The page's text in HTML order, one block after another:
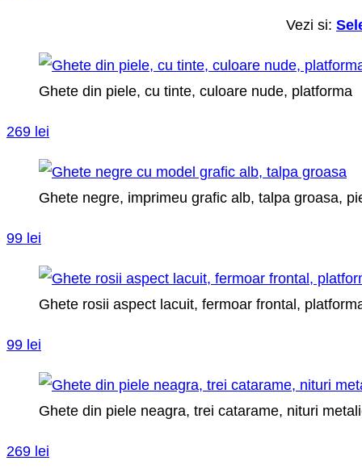
Vezi si:
Ghete din piele, cu tinte, culoare nude, platforma
269 lei
Ghete negre, imprimeu grafic alb, talpa groasa,
99 lei
Ghete rosii aspect lacuit, fermoar frontal,
99 lei
Ghete din piele neagra, trei catarame, nituri
269 lei